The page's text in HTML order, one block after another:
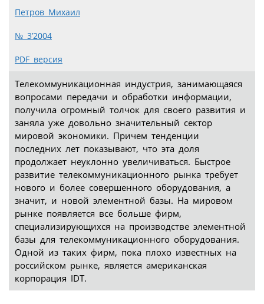
Петров Михаил
№ 3’2004
PDF версия
Телекоммуникационная индустрия, занимающаяся
вопросами передачи и обработки информации,
получила огромный толчок для своего развития и
заняла уже довольно значительный сектор
мировой экономики. Причем тенденции
последних лет показывают, что эта доля
продолжает неуклонно увеличиваться. Быстрое
развитие телекоммуникационного рынка требует
нового и более совершенного оборудования, а
значит, и новой элементной базы. На мировом
рынке появляется все больше фирм,
специализирующихся на производстве элементной
базы для телекоммуникационного оборудования.
Одной из таких фирм, пока плохо известных на
российском рынке, является американская
корпорация IDT.